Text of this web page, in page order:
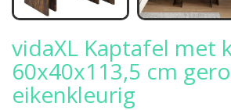
vidaXL Kaptafel met
60x40x113,5 cm
eikenkleurig